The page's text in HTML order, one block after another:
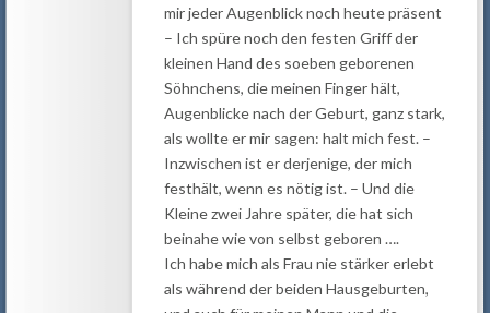
mir jeder Augenblick noch heute präsent
– Ich spüre noch den festen Griff der
kleinen Hand des soeben geborenen
Söhnchens, die meinen Finger hält,
Augenblicke nach der Geburt, ganz stark,
als wollte er mir sagen: halt mich fest. –
Inzwischen ist er derjenige, der mich
festhält, wenn es nötig ist. – Und die
Kleine zwei Jahre später, die hat sich
beinahe wie von selbst geboren ….
Ich habe mich als Frau nie stärker erlebt
als während der beiden Hausgeburten,